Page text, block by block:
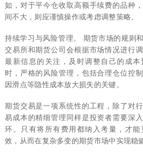
如，对于平今仓收取高额手续费的品种
间不大，则应谨慎操作或考虑调整策略。
持续学习与风险管理。 期货市场的规则
交易所和期货公司会根据市场情况进行
最新信息的关注，及时调整自己的成
时，严格的风险管理，包括合理仓位控
因滑点等隐性成本放大损失的关键。
期货交易是一项系统性的工程，除了对
易成本的精细管理同样是投资者需要深
环。只有将所有费用都纳入考量，才
效，从而在复杂多变的期货市场中实现稳